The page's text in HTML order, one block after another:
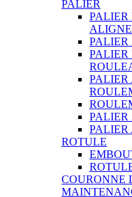
PALIER
PALIER
PALIER
PALIER
PALIER
PALIER
ROTULE
COURONNE